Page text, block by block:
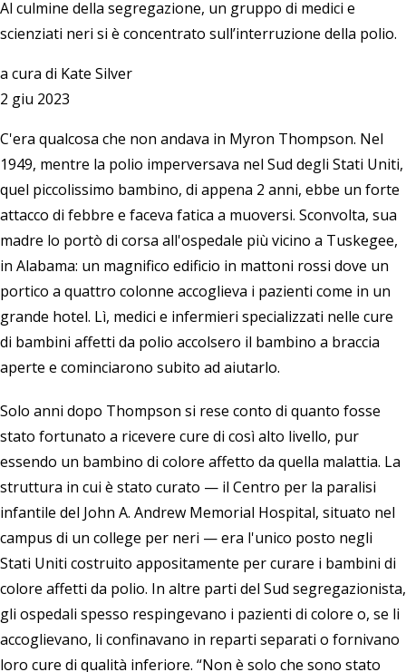
Al culmine della segregazione, un gruppo di medici e
scienziati neri si è concentrato sull’interruzione della polio.
a cura di Kate Silver
2 giu 2023
C'era qualcosa che non andava in Myron Thompson. Nel
1949, mentre la polio imperversava nel Sud degli Stati Uniti,
quel piccolissimo bambino, di appena 2 anni, ebbe un forte
attacco di febbre e faceva fatica a muoversi. Sconvolta, sua
madre lo portò di corsa all'ospedale più vicino a Tuskegee,
in Alabama: un magnifico edificio in mattoni rossi dove un
portico a quattro colonne accoglieva i pazienti come in un
grande hotel. Lì, medici e infermieri specializzati nelle cure
di bambini affetti da polio accolsero il bambino a braccia
aperte e cominciarono subito ad aiutarlo.
Solo anni dopo Thompson si rese conto di quanto fosse
stato fortunato a ricevere cure di così alto livello, pur
essendo un bambino di colore affetto da quella malattia. La
struttura in cui è stato curato — il Centro per la paralisi
infantile del John A. Andrew Memorial Hospital, situato nel
campus di un college per neri — era l'unico posto negli
Stati Uniti costruito appositamente per curare i bambini di
colore affetti da polio. In altre parti del Sud segregazionista,
gli ospedali spesso respingevano i pazienti di colore o, se li
accoglievano, li confinavano in reparti separati o fornivano
loro cure di qualità inferiore. “Non è solo che sono stato